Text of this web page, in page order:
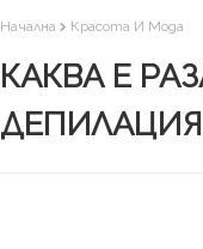
Начална Красота И Мода
КАКВА Е
ДЕПИЛАЦИЯ